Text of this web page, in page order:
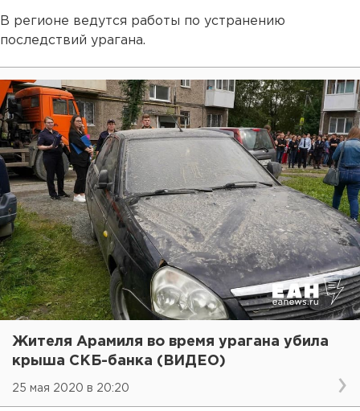
В регионе ведутся работы по устранению
последствий урагана.
Жителя Арамиля во время урагана убила
крыша СКБ-банка (ВИДЕО)
25 мая 2020 в 20:20